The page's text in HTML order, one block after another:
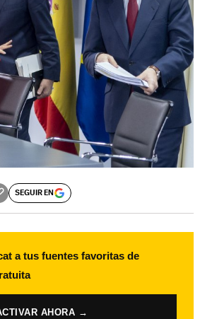
SEGUIR EN
a tus fuentes favoritas de
AHORA →